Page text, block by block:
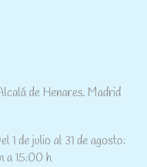
de Henares. Madrid
de julio al 31 de agosto:
a 15:00 h